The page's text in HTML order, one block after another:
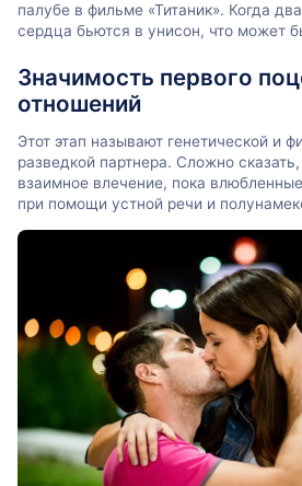
палубе в фильме «Титаник». Когда
сердца бьются в унисон, что может
Значимость первого
отношений
Этот этап называют генетической и
разведкой партнера. Сложно
взаимное влечение, пока
при помощи устной речи и